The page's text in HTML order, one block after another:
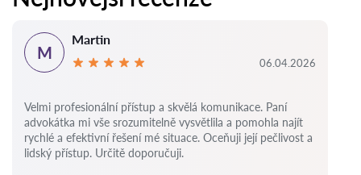
M
Martin
06.04.2026
Velmi profesionální přístup a skvělá komunikace. Paní
advokátka mi vše srozumitelně vysvětlila a pomohla najít
rychlé a efektivní řešení mé situace. Oceňuji její pečlivost a
lidský přístup. Určitě doporučuji.